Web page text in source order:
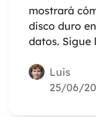
mostrará
disco duro
datos. Sigue
detallada.
Luis
25/06/